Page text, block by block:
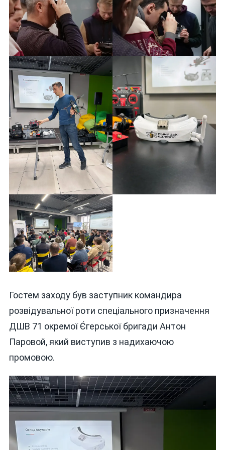
Гостем заходу був заступник командира
розвідувальної роти спеціального призначення
ДШВ 71 окремої Є́герської бригади Антон
Паровой, який виступив з надихаючою
промовою.